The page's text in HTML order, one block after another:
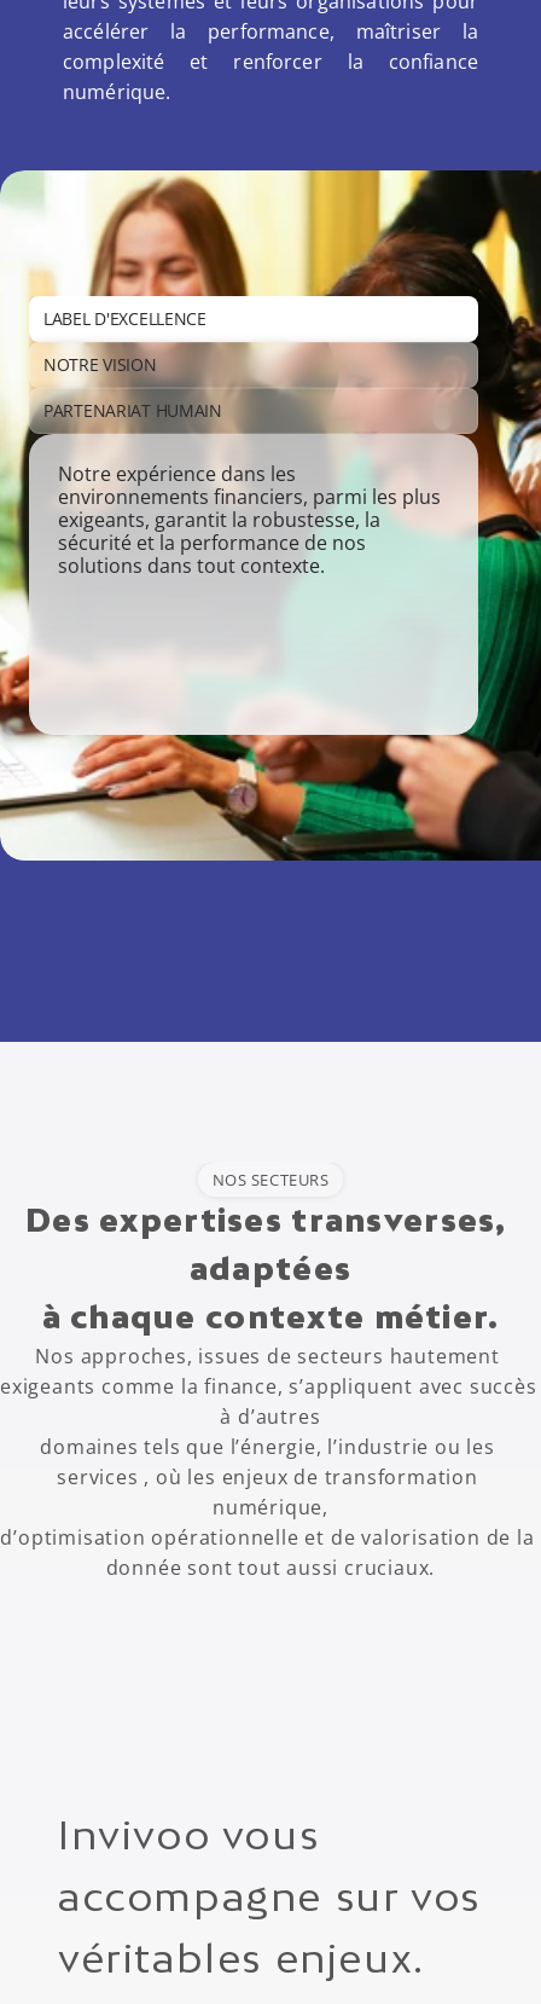
accélérer la performance, maîtriser la
complexité et renforcer la confiance
numérique.
LABEL D'EXCELLENCE
NOTRE VISION
PARTENARIAT HUMAIN
Notre expérience dans les
environnements financiers, parmi les plus
exigeants, garantit la robustesse, la
sécurité et la performance de nos
solutions dans tout contexte.
NOS SECTEURS
Des expertises transverses,
adaptées
à chaque contexte métier.
Nos approches, issues de secteurs hautement
exigeants comme la finance, s’appliquent avec succès
à d’autres
domaines tels que l’énergie, l’industrie ou les
services , où les enjeux de transformation
numérique,
d’optimisation opérationnelle et de valorisation de la
donnée sont tout aussi cruciaux.
Invivoo vous
accompagne sur vos
véritables enjeux.